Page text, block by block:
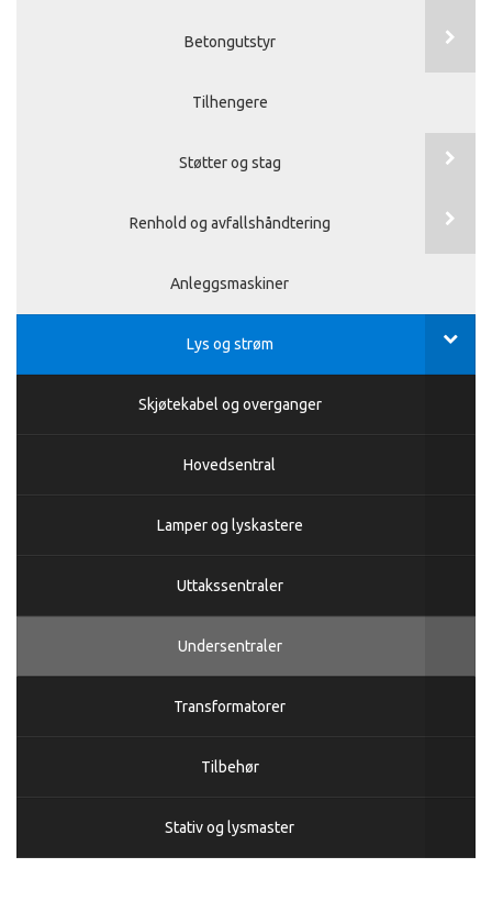
Betongutstyr
Tilhengere
Støtter og stag
Renhold og avfallshåndtering
Anleggsmaskiner
Lys og strøm
Skjøtekabel og overganger
Hovedsentral
Lamper og lyskastere
Uttakssentraler
Undersentraler
Transformatorer
Tilbehør
Stativ og lysmaster